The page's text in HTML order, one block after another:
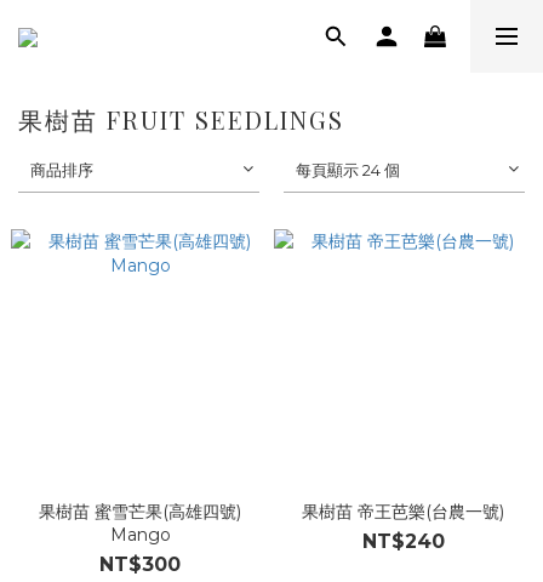
果樹苗 FRUIT SEEDLINGS
商品排序 每頁顯示 24 個
果樹苗 蜜雪芒果(高雄四號)
Mango
NT$300
果樹苗 帝王芭樂(台農一號)
NT$240